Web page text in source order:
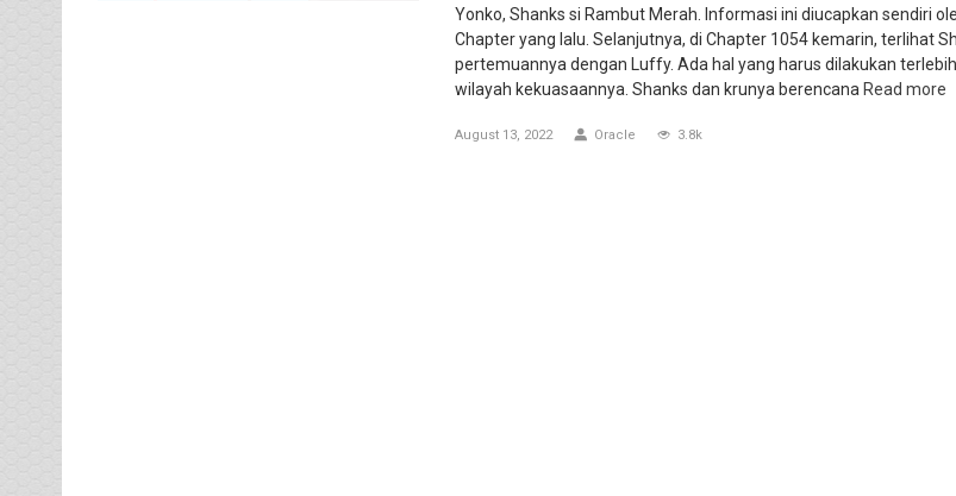
Yonko, Shanks si Rambut Merah. Informasi ini diucapkan sendiri
Chapter yang lalu. Selanjutnya, di Chapter 1054 kemarin, terlihat
pertemuannya dengan Luffy. Ada hal yang harus dilakukan
wilayah kekuasaannya. Shanks dan krunya berencana Read more
August 13, 2022 Oracle 3.8k